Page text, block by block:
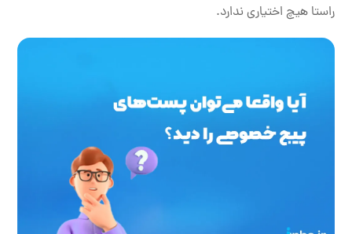
راستا هیچ اختیاری ندارد.